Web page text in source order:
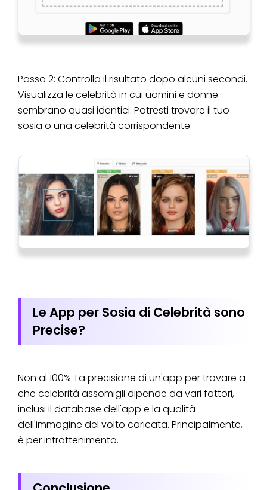
Passo 2: Controlla il risultato dopo alcuni secondi.
Visualizza le celebrità in cui uomini e donne
sembrano quasi identici. Potresti trovare il tuo
sosia o una celebrità corrispondente.
Le App per Sosia di Celebrità sono
Precise?
Non al 100%. La precisione di un'app per trovare a
che celebrità assomigli dipende da vari fattori,
inclusi il database dell'app e la qualità
dell'immagine del volto caricata. Principalmente,
è per intrattenimento.